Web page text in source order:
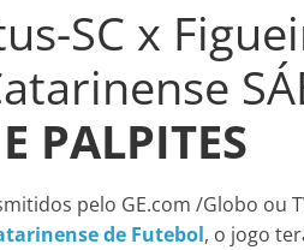
SC x
PALPITES
pelo GE.com /Globo ou
de Futebol, o jogo